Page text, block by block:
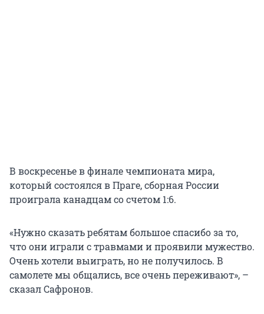
В воскресенье в финале чемпионата мира,
который состоялся в Праге, сборная России
проиграла канадцам со счетом 1:6.
«Нужно сказать ребятам большое спасибо за то,
что они играли с травмами и проявили мужество.
Очень хотели выиграть, но не получилось. В
самолете мы общались, все очень переживают», –
сказал Сафронов.